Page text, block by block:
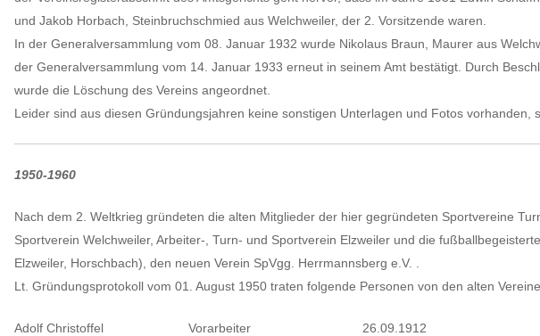
und Jakob Horbach, Steinbruchschmied aus Welchweiler, der 2. Vorsitzende waren.
In der Generalversammlung vom 08. Januar 1932 wurde Nikolaus Braun, Maurer aus
der Generalversammlung vom 14. Januar 1933 erneut in seinem Amt bestätigt. Durch
wurde die Löschung des Vereins angeordnet.
Leider sind aus diesen Gründungsjahren keine sonstigen Unterlagen und Fotos vorhanden,
1950-1960
Nach dem 2. Weltkrieg gründeten die alten Mitglieder der hier gegründeten Sportvereine
Sportverein Welchweiler, Arbeiter-, Turn- und Sportverein Elzweiler und die
Elzweiler, Horschbach), den neuen Verein SpVgg. Herrmannsberg e.V. .
Lt. Gründungsprotokoll vom 01. August 1950 traten folgende Personen von den alten
Adolf Christoffel Vorarbeiter
26.09.1912